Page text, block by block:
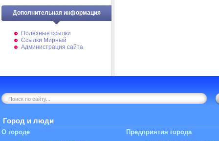
Дополнительная информация
Полезные ссылки
Ссылки Мирный
Администрация сайта
Город и люди
О городе Предприятия города